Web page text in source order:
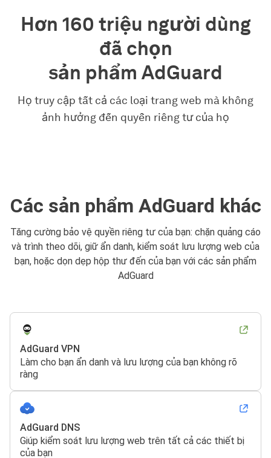
Hơn 160 triệu người dùng
đã chọn
sản phẩm AdGuard
Họ truy cập tất cả các loại trang web mà không
ảnh hưởng đến quyền riêng tư của họ
Các sản phẩm AdGuard khác
Tăng cường bảo vệ quyền riêng tư của bạn: chặn quảng cáo
và trình theo dõi, giữ ẩn danh, kiểm soát lưu lượng web của
bạn, hoặc dọn dẹp hộp thư đến của bạn với các sản phẩm
AdGuard
AdGuard VPN
Làm cho bạn ẩn danh và lưu lượng của bạn không rõ
ràng
AdGuard DNS
Giúp kiểm soát lưu lượng web trên tất cả các thiết bị
của bạn